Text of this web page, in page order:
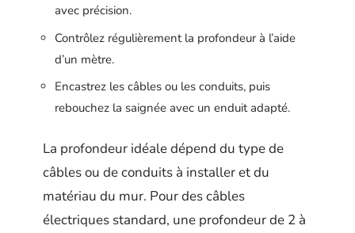
avec précision.
Contrôlez régulièrement la profondeur à l’aide
d’un mètre.
Encastrez les câbles ou les conduits, puis
rebouchez la saignée avec un enduit adapté.
La profondeur idéale dépend du type de
câbles ou de conduits à installer et du
matériau du mur. Pour des câbles
électriques standard, une profondeur de 2 à